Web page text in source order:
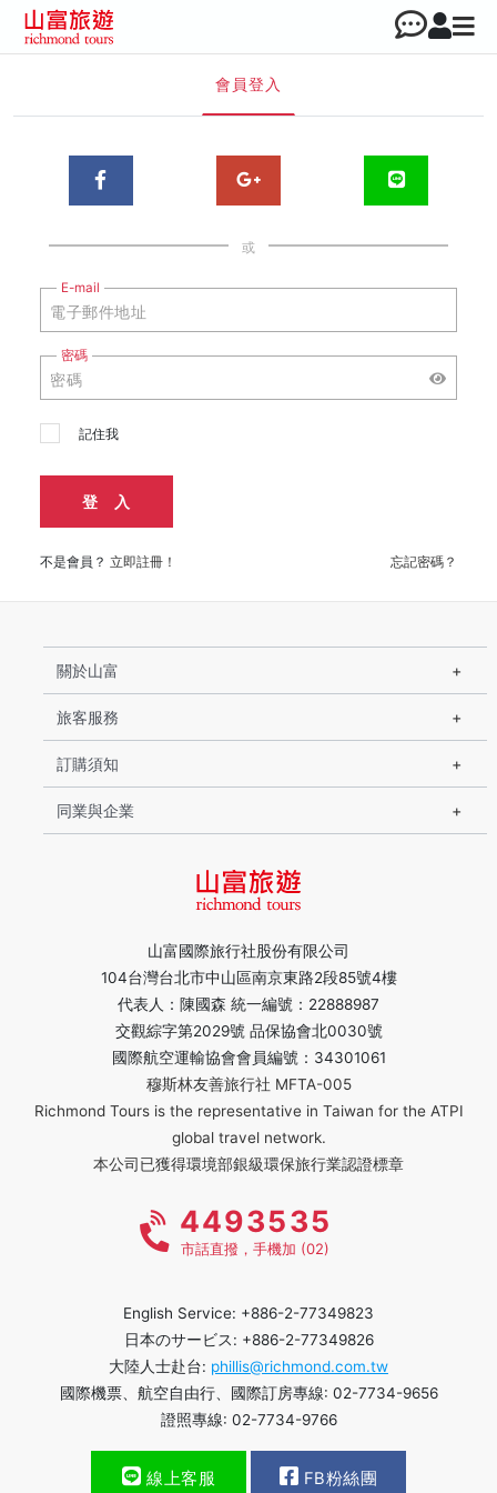
會員登入
或
E-mail
密碼
記住我
登 入
不是會員？ 立即註冊！ 忘記密碼？
山富國際旅行社股份有限公司
104台灣台北市中山區南京東路2段85號4樓
代表人：陳國森 統一編號：22888987
交觀綜字第2029號 品保協會北0030號
國際航空運輸協會會員編號：34301061
穆斯林友善旅行社 MFTA-005
Richmond Tours is the representative in Taiwan for the ATPI
global travel network.
本公司已獲得環境部銀級環保旅行業認證標章
關於山富
旅客服務
訂購須知
同業與企業
4493535
市話直撥，手機加 (02)
English Service: +886-2-77349823
日本のサービス: +886-2-77349826
大陸人士赴台: phillis@richmond.com.tw
國際機票、航空自由行、國際訂房專線: 02-7734-9656
證照專線: 02-7734-9766
線上客服 FB粉絲團